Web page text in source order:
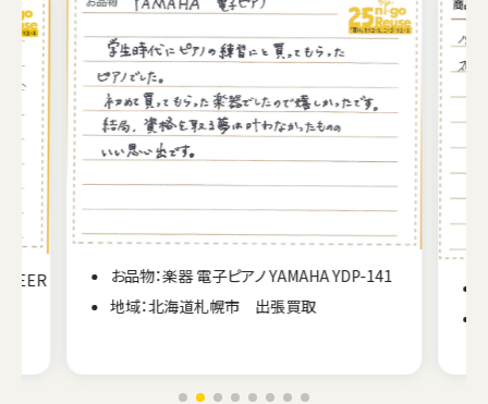
お品物：オーディオ アンプ PIONEER SA-6800II
地域：北海道札幌市 出張買取